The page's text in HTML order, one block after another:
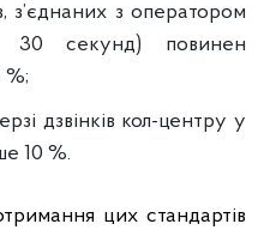
з’єднаних з оператором
30 секунд) повинен
%;
дзвінків кол-центру у
10 %.
цих стандартів